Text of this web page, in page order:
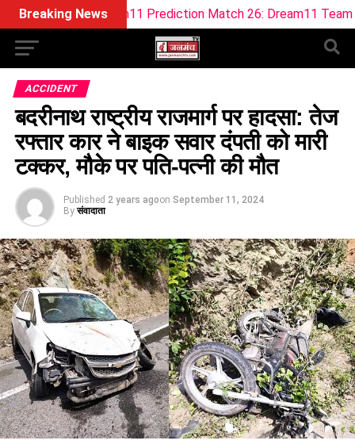
Breaking News
Dream11 Prediction Match 26: Dream11 Team Today The
ACCIDENT
बदरीनाथ राष्ट्रीय राजमार्ग पर हादसा: तेज
रफ्तार कार ने बाइक सवार दंपती को मारी
टक्कर, मौके पर पति-पत्नी की मौत
Published 2 years agoon September 11, 2024
By संवादाता